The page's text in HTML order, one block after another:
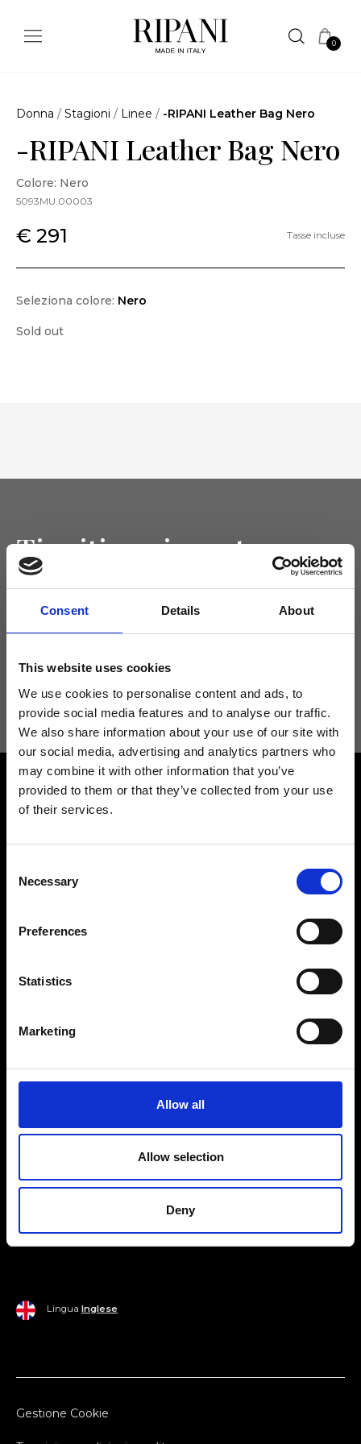
Consent Details About
This website uses cookies
We use cookies to personalise content and ads, to
provide social media features and to analyse our traffic.
We also share information about your use of our site with
our social media, advertising and analytics partners who
may combine it with other information that you’ve
provided to them or that they’ve collected from your use
of their services.
Selection
Necessary
Preferences
Statistics
Marketing
Allow all
Allow selection
Deny
0
Donna / Stagioni / Linee / -RIPANI Leather Bag Nero
-RIPANI Leather Bag Nero
Colore: Nero
5093MU.00003
€ 291 Tasse incluse
Seleziona colore: Nero
Sold out
Tieniti aggiornato
Non perdere le novità di Ripani, iscriviti alla newsletter!
informazioni consulta laPrivacy Policy.
Cerca un negozio
Seguici
Lingua Inglese
Gestione Cookie